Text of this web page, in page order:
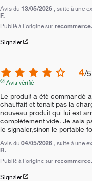
Avis du 13/05/2026 , suite à une
F.
Publié à l'origine sur
Signaler
4/5
Avis vérifié
Le produit a été commandé
chauffait et tenait pas la
nouveau produit qui lui est
complètement vide. Je sais
le signaler,sinon le portable
Avis du 04/05/2026 , suite à une
R.
Publié à l'origine sur
Signaler